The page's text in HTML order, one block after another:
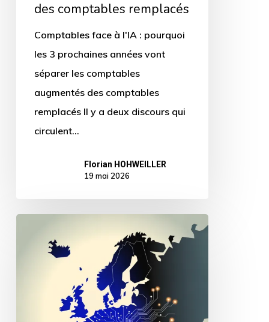
comptables
remplacés
des comptables remplacés
Comptables face à l'IA : pourquoi
les 3 prochaines années vont
séparer les comptables
augmentés des comptables
remplacés Il y a deux discours qui
circulent…
Florian HOHWEILLER
19 mai 2026